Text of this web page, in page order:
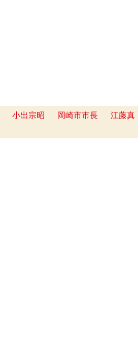
小出宗昭 岡崎市市長
江藤真